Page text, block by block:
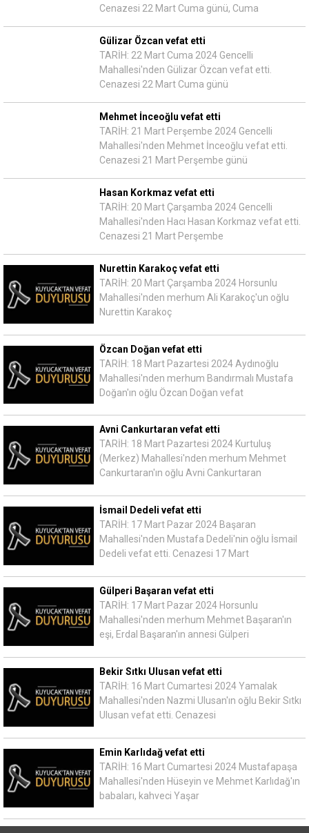
Cenazesi 22 Mart Cuma günü, Cuma
Gülizar Özcan vefat etti
TARİH: 22 Mart Cuma 2024 Gencelli
Mahallesi'nden Gülizar Özcan vefat etti.
Cenazesi 22 Mart Cuma günü
Mehmet İnceoğlu vefat etti
TARİH: 21 Mart Perşembe 2024 Gencelli
Mahallesi'nden Mehmet İnceoğlu vefat etti.
Cenazesi 21 Mart Perşembe günü
Hasan Korkmaz vefat etti
TARİH: 20 Mart Çarşamba 2024 Gencelli
Mahallesi'nden Hacı Hasan Korkmaz vefat etti.
Cenazesi 21 Mart Perşembe
Nurettin Karakoç vefat etti
TARİH: 20 Mart Çarşamba 2024 Horsunlu
Mahallesi'nden merhum Ali Karakoç'un oğlu
Nurettin Karakoç
Özcan Doğan vefat etti
TARİH: 18 Mart Pazartesi 2024 Aydınoğlu
Mahallesi'nden merhum Bandırmalı Mustafa
Doğan'ın oğlu Özcan Doğan vefat
Avni Cankurtaran vefat etti
TARİH: 18 Mart Pazartesi 2024 Kurtuluş
(Merkez) Mahallesi'nden merhum Mehmet
Cankurtaran'ın oğlu Avni Cankurtaran
İsmail Dedeli vefat etti
TARİH: 17 Mart Pazar 2024 Başaran
Mahallesi'nden Mustafa Dedeli'nin oğlu İsmail
Dedeli vefat etti. Cenazesi 17 Mart
Gülperi Başaran vefat etti
TARİH: 17 Mart Pazar 2024 Horsunlu
Mahallesi'nden merhum Mehmet Başaran'ın
eşi, Erdal Başaran'ın annesi Gülperi
Bekir Sıtkı Ulusan vefat etti
TARİH: 16 Mart Cumartesi 2024 Yamalak
Mahallesi'nden Nazmi Ulusan'ın oğlu Bekir Sıtkı
Ulusan vefat etti. Cenazesi
Emin Karlıdağ vefat etti
TARİH: 16 Mart Cumartesi 2024 Mustafapaşa
Mahallesi'nden Hüseyin ve Mehmet Karlıdağ'ın
babaları, kahveci Yaşar